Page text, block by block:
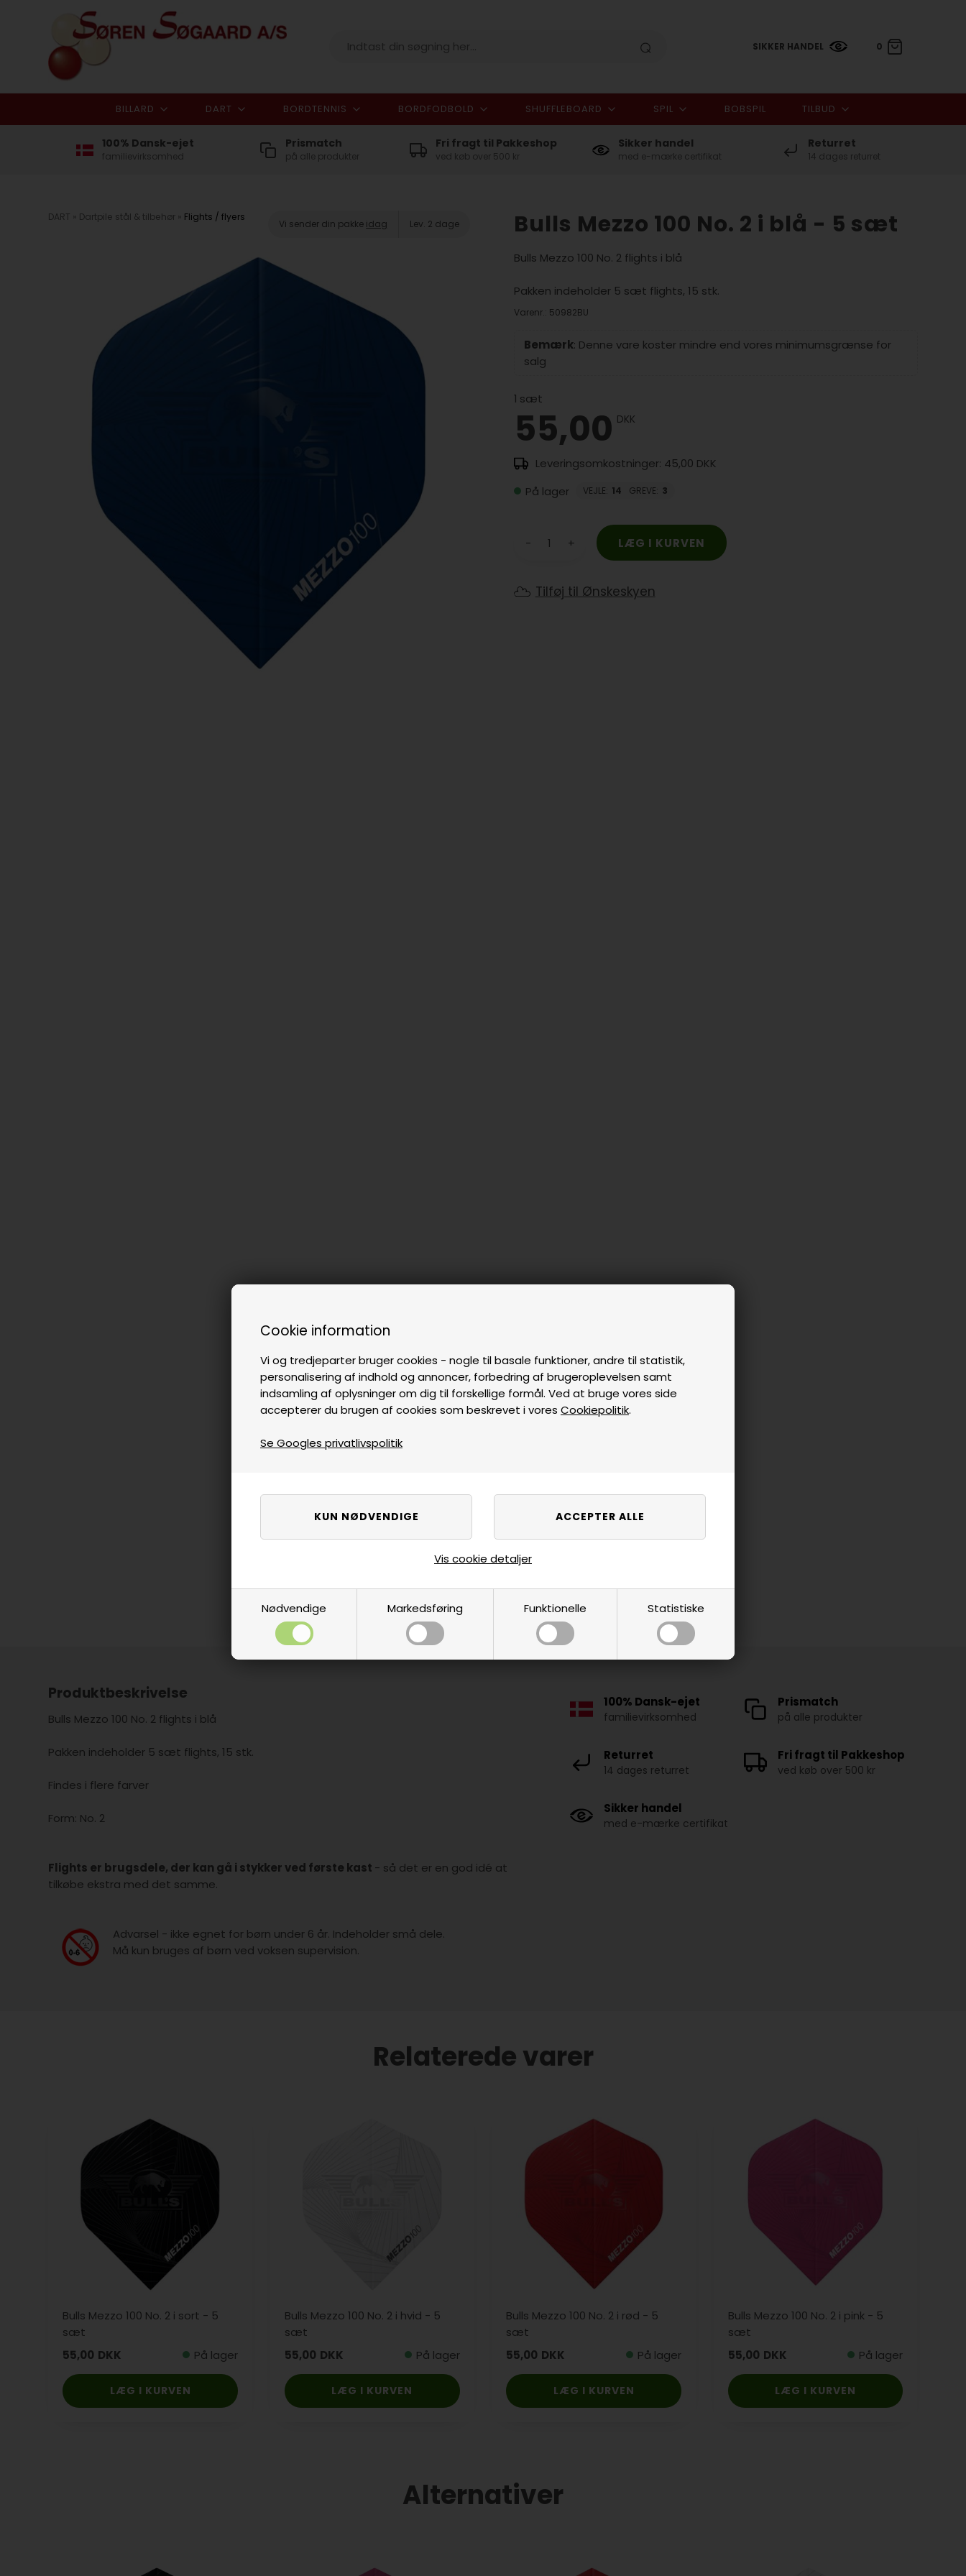
Cookie information
Vi og tredjeparter bruger cookies - nogle til basale funktioner, andre til statistik,
personalisering af indhold og annoncer, forbedring af brugeroplevelsen samt
indsamling af oplysninger om dig til forskellige formål. Ved at bruge vores side
accepterer du brugen af cookies som beskrevet i vores Cookiepolitik.
Se Googles privatlivspolitik
Nødvendige Markedsføring Funktionelle Statistiske
Vis cookie detaljer
SIKKER HANDEL 0
I alt 0,00 DKK
BILLARD DART BORDTENNIS BORDFODBOLD SHUFFLEBOARD SPIL BOBSPIL TILBUD
100% Dansk-ejet
familievirksomhed
Prismatch
på alle produkter
Fri fragt til Pakkeshop
ved køb over 500 kr
Sikker handel
med e-mærke certifikat
Returret
14 dages returret
DART » Dartpile stål & tilbehør » Flights / flyers
Vi sender din pakke idag Lev. 2 dage Bulls Mezzo 100 No. 2 i blå - 5 sæt
Bulls Mezzo 100 No. 2 flights i blå
Pakken indeholder 5 sæt flights, 15 stk.
Varenr.: 50982BU
Bemærk: Denne vare koster mindre end vores minimumsgrænse for
salg
1 sæt
55,00 DKK
45,00 DKK
På lager
VEJLE: 14 GREVE: 3
- +
Tilføj til Ønskeskyen
Produktbeskrivelse
Bulls Mezzo 100 No. 2 flights i blå
Pakken indeholder 5 sæt flights, 15 stk.
Findes i flere farver
Form: No. 2
Flights er brugsdele, der kan gå i stykker ved første kast - så det er en god idé at
tilkøbe ekstra med det samme.
Advarsel - ikke egnet for børn under 6 år. Indeholder små dele.
Må kun bruges af børn ved voksen supervision.
100% Dansk-ejet
familievirksomhed
Prismatch
på alle produkter
Returret
14 dages returret
Fri fragt til Pakkeshop
ved køb over 500 kr
Sikker handel
med e-mærke certifikat
Relaterede varer
Bulls Mezzo 100 No. 2 i sort - 5
sæt
55,00 DKK På lager
LÆG I KURVEN
Bulls Mezzo 100 No. 2 i hvid - 5
sæt
55,00 DKK På lager
LÆG I KURVEN
Bulls Mezzo 100 No. 2 i rød - 5
sæt
55,00 DKK På lager
LÆG I KURVEN
Bulls Mezzo 100 No. 2 i pink - 5
sæt
55,00 DKK På lager
LÆG I KURVEN
Alternativer